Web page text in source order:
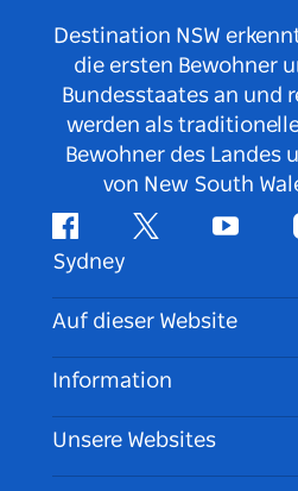
Destination NSW
die ersten Bewohner
Bundesstaates an und
werden als
Bewohner des Landes
von New South
FacebookTwitter
Sydney
Kontaktieren Sie uns
Haftungsausschluss
Cookie Notice
Auf dieser Website
Reiseziele
Aktivitäten
Information
Reiseinformationen
Barrierefreies Sydney
Unsere Websites